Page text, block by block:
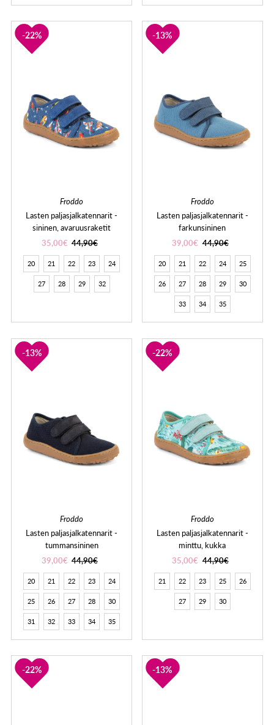
22%
Froddo
Lasten paljasjalkatennarit -
sininen, avaruusraketit
35,00€ 44,90€
20 21 22 23 24
27 28 29 32
13%
Froddo
Lasten paljasjalkatennarit -
farkunsininen
39,00€ 44,90€
20 21 22 24 25
26 27 28 29 30
33 34 35
13%
Froddo
Lasten paljasjalkatennarit -
tummansininen
39,00€ 44,90€
20 21 22 23 24
25 26 27 28 30
31 32 33 34 35
22%
Froddo
Lasten paljasjalkatennarit -
minttu, kukka
35,00€ 44,90€
21 22 23 25 26
27 29 30
22% 13%